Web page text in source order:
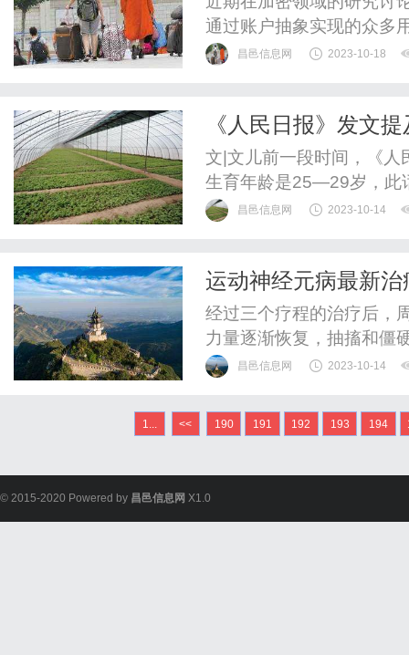
通过账户抽象实现的众多
的在《Intent-
昌邑信息网 2023-10-18
《人民日报》发文
原因太真实
文|文儿前一段时间，《人
生育年龄是25—29岁，此
昌邑信息网 2023-10-14
运动神经元病最新
了自信
经过三个疗程的治疗后，
力量逐渐恢复，抽搐和僵
昌邑信息网 2023-10-14
1... << 190 191 192 193 194
© 2015-2020 Powered by 昌邑信息网 X1.0